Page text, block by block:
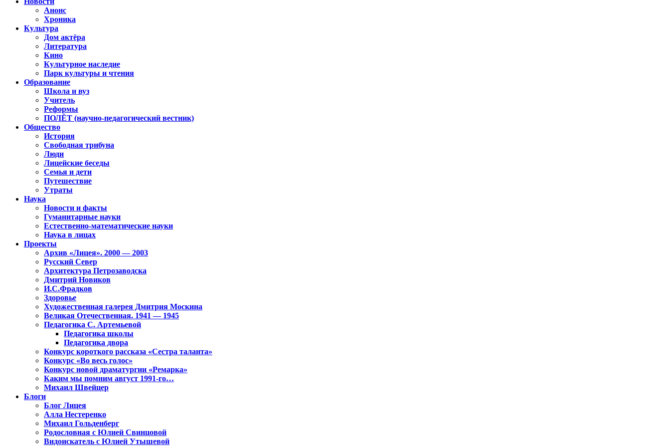
Анонс
Хроника
Культура
Дом актёра
Литература
Кино
Культурное наследие
Парк культуры и чтения
Образование
Школа и вуз
Учитель
Реформы
ПОЛЁТ (научно-педагогический вестник)
Общество
История
Свободная трибуна
Люди
Лицейские беседы
Семья и дети
Путешествие
Утраты
Наука
Новости и факты
Гуманитарные науки
Естественно-математические науки
Наука в лицах
Проекты
Архив «Лицея». 2000 — 2003
Русский Север
Архитектура Петрозаводска
Дмитрий Новиков
И.С.Фрадков
Здоровье
Художественная галерея Дмитрия Москина
Великая Отечественная. 1941 — 1945
Педагогика С. Артемьевой
Педагогика школы
Педагогика двора
Конкурс короткого рассказа «Сестра таланта»
Конкурс «Во весь голос»
Конкурс новой драматургии «Ремарка»
Каким мы помним август 1991-го…
Михаил Швейцер
Блоги
Блог Лицея
Алла Нестеренко
Михаил Гольденберг
Родословная с Юлией Свинцовой
Видоискатель с Юлией Утышевой